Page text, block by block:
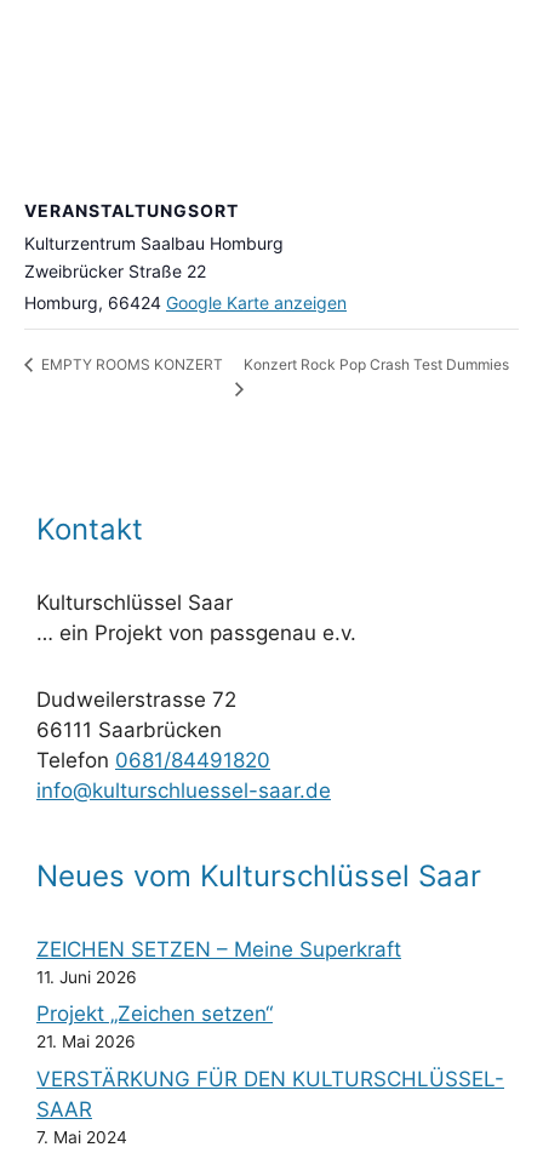
VERANSTALTUNGSORT
Kulturzentrum Saalbau Homburg
Zweibrücker Straße 22
Homburg, 66424 Google Karte anzeigen
EMPTY ROOMS KONZERT Konzert Rock Pop Crash Test Dummies
Kontakt
Kulturschlüssel Saar
… ein Projekt von passgenau e.v.
Dudweilerstrasse 72
66111 Saarbrücken
Telefon 0681/84491820
info@kulturschluessel-saar.de
Neues vom Kulturschlüssel Saar
ZEICHEN SETZEN – Meine Superkraft
11. Juni 2026
Projekt „Zeichen setzen“
21. Mai 2026
VERSTÄRKUNG FÜR DEN KULTURSCHLÜSSEL-
SAAR
7. Mai 2024